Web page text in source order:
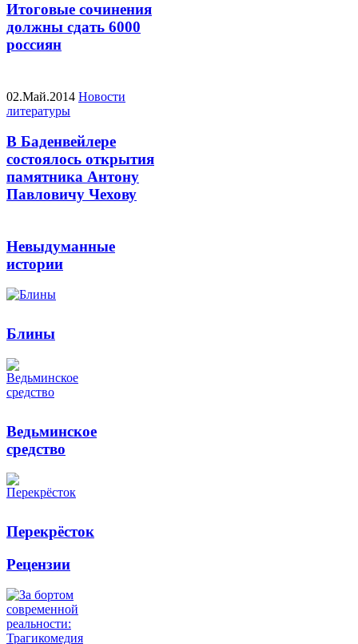
Итоговые сочинения
должны сдать 6000
россиян
02.Май.2014 Новости
литературы
В Баденвейлере
состоялось открытия
памятника Антону
Павловичу Чехову
Невыдуманные
истории
Блины
Ведьминское
средство
Перекрёсток
Рецензии